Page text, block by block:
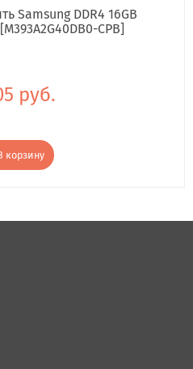
Samsung DDR4 16GB
CPB]
руб.
корзину